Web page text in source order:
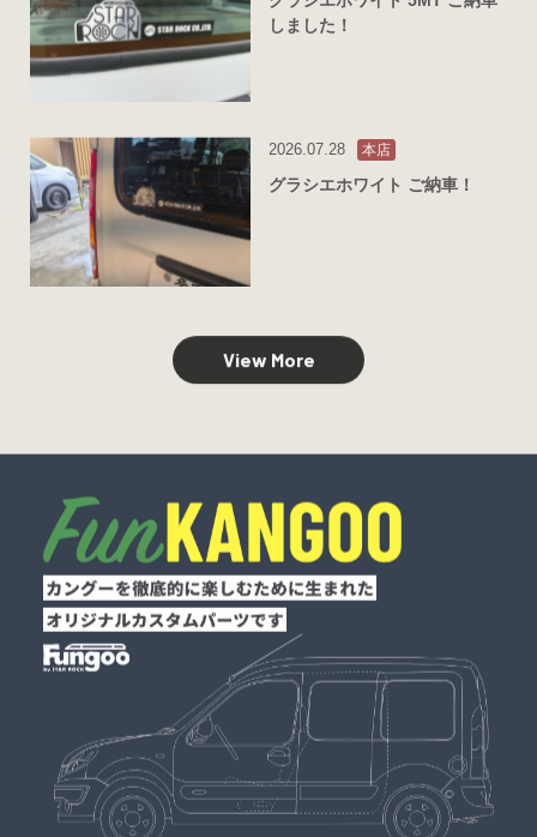
しました！
2026.07.28 本店
グラシエホワイト ご納車！
View More